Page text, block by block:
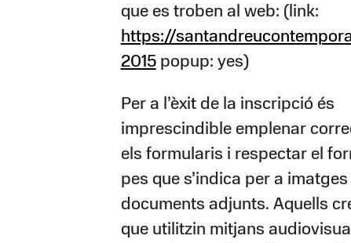
que es troben al web: (link:
https://
2015popup: yes)
Per a l’èxit de la inscripció és
imprescindible emplenar
els formularis i respectar el
pes que s’indica per a imatges
documents adjunts. Aquells
que utilitzin mitjans